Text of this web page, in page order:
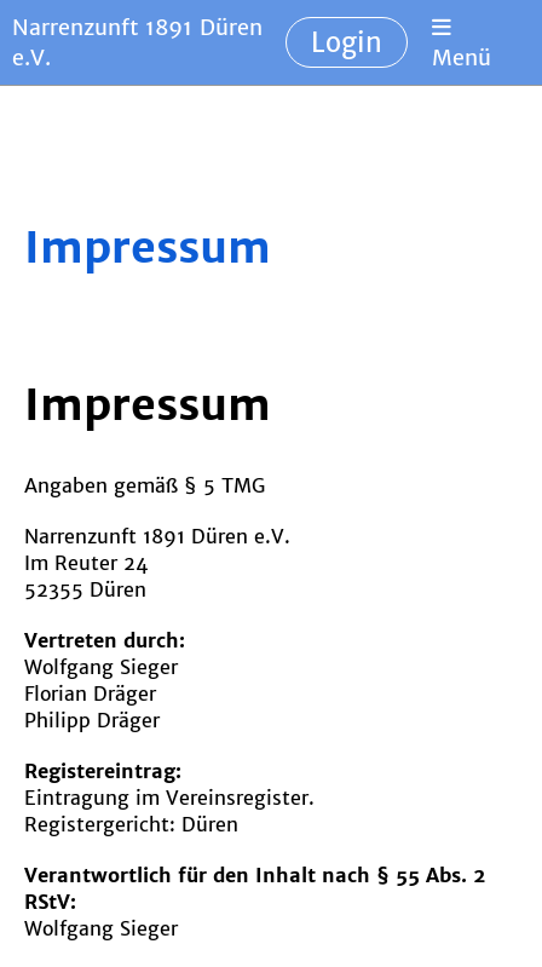
Narrenzunft 1891 Düren
e.V.
Login Menü
Impressum
Impressum
Angaben gemäß § 5 TMG
Narrenzunft 1891 Düren e.V.
Im Reuter 24
52355 Düren
Vertreten durch:
Wolfgang Sieger
Florian Dräger
Philipp Dräger
Registereintrag:
Eintragung im Vereinsregister.
Registergericht: Düren
Verantwortlich für den Inhalt nach § 55 Abs. 2
RStV:
Wolfgang Sieger